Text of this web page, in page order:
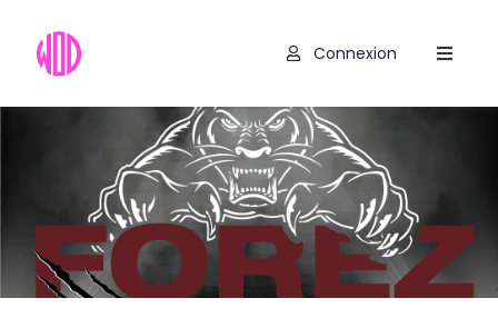
Programmes
Exercices
Connexion